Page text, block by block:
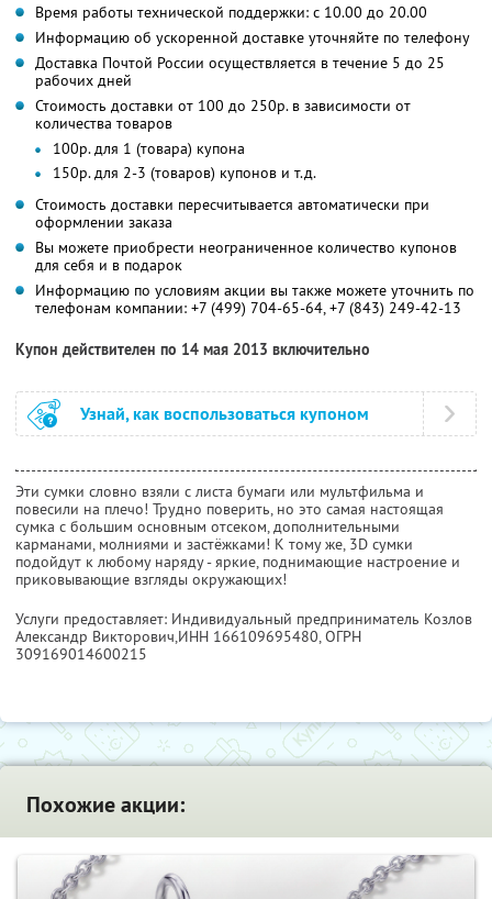
Время работы технической поддержки: с 10.00 до 20.00
Информацию об ускоренной доставке уточняйте по телефону
Доставка Почтой России осуществляется в течение 5 до 25
рабочих дней
Стоимость доставки от 100 до 250р. в зависимости от
количества товаров
100р. для 1 (товара) купона
150р. для 2-3 (товаров) купонов и т.д.
Стоимость доставки пересчитывается автоматически при
оформлении заказа
Вы можете приобрести неограниченное количество купонов
для себя и в подарок
Информацию по условиям акции вы также можете уточнить по
телефонам компании: +7 (499) 704-65-64, +7 (843) 249-42-13
Купон действителен по 14 мая 2013 включительно
Узнай, как воспользоваться купоном
Эти сумки словно взяли с листа бумаги или мультфильма и
повесили на плечо! Трудно поверить, но это самая настоящая
сумка с большим основным отсеком, дополнительными
карманами, молниями и застёжками! К тому же, 3D сумки
подойдут к любому наряду - яркие, поднимающие настроение и
приковывающие взгляды окружающих!
Услуги предоставляет: Индивидуальный предприниматель Козлов
Александр Викторович,ИНН 166109695480, ОГРН
309169014600215
Похожие акции: